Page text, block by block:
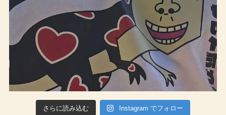
さらに読み込む Instagram でフォロー